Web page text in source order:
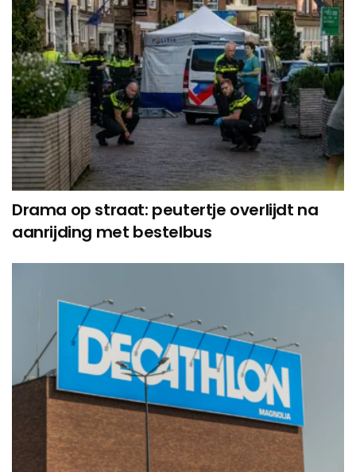
Drama op straat: peutertje overlijdt na
aanrijding met bestelbus